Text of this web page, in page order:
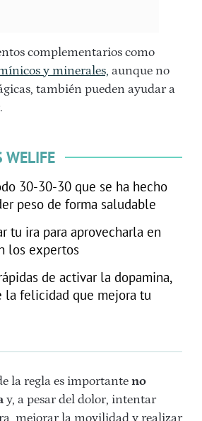
complementarios como
y minerales, aunque no
también pueden ayudar a
WELIFE
30-30-30 que se ha hecho
peso de forma saludable
tu ira para aprovecharla en
los expertos
de activar la dopamina,
la felicidad que mejora tu
la regla es importante no
y, a pesar del dolor, intentar